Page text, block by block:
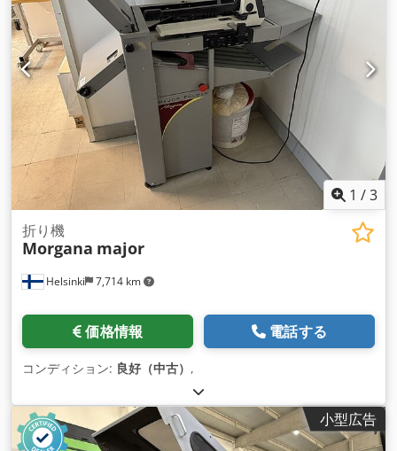
1 /3
Helsinki 7,714 km
折り機
Morgana major
価格情報 電話する
コンディション: 良好（中古） ,
小型広告